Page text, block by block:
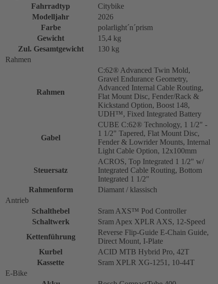
Fahrradtyp
Citybike
Modelljahr
2026
Farbe
polarlight´n´prism
Gewicht
15,4 kg
Zul. Gesamtgewicht
130 kg
Rahmen
Rahmen
C:62® Advanced Twin Mold,
Gravel Endurance Geometry,
Advanced Internal Cable Routing,
Flat Mount Disc, Fender/Rack &
Kickstand Option, Boost 148,
UDH™, Fixed Integrated Battery
Gabel
CUBE C:62® Technology, 1 1/2" -
1 1/2" Tapered, Flat Mount Disc,
Fender & Lowrider Mounts, Internal
Light Cable Option, 12x100mm
Steuersatz
ACROS, Top Integrated 1 1/2" w/
Integrated Cable Routing, Bottom
Integrated 1 1/2"
Rahmenform
Diamant / klassisch
Antrieb
Schalthebel
Sram AXS™ Pod Controller
Schaltwerk
Sram Apex XPLR AXS, 12-Speed
Kettenführung
Reverse Flip-Guide E-Chain Guide,
Direct Mount, I-Plate
Kurbel
ACID MTB Hybrid Pro, 42T
Kassette
Sram XPLR XG-1251, 10-44T
E-Bike